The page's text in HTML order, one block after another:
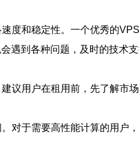
度和稳定性。一个优秀的
遇到各种问题，及时的技术
议用户在租用前，先了解市
对于需要高性能计算的用户